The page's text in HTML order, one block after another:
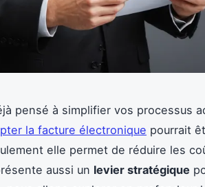
pensé à simplifier vos processus
la facture électronique pourrait
elle permet de réduire les
aussi un levier stratégique